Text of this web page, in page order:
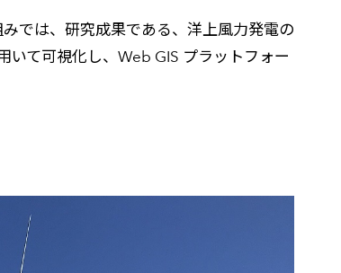
では、研究成果である、洋上風力発電の
て可視化し、Web GIS プラットフォー